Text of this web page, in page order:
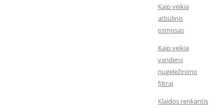
Kaip veikia
atbulinis
osmosas
Kaip veikia
vandens
nugeležinimo
filtrai
Klaidos renkantis